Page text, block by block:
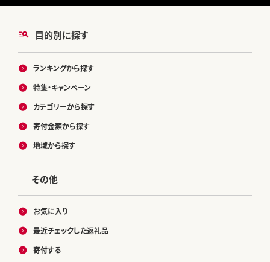
目的別に探す
ランキングから探す
特集・キャンペーン
カテゴリーから探す
寄付金額から探す
地域から探す
その他
お気に入り
最近チェックした返礼品
寄付する